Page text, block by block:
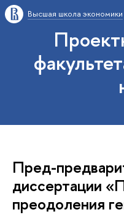
Высшая школа экономики
Пред-
диссертации
преодоления